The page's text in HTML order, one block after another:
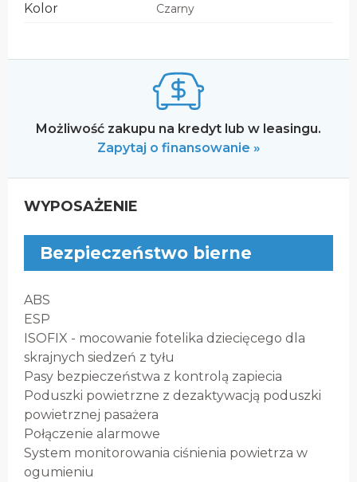
Kolor Czarny
Możliwość zakupu na kredyt lub w leasingu.
Zapytaj o finansowanie »
WYPOSAŻENIE
Bezpieczeństwo bierne
ABS
ESP
ISOFIX - mocowanie fotelika dziecięcego dla
skrajnych siedzeń z tyłu
Pasy bezpieczeństwa z kontrolą zapiecia
Poduszki powietrzne z dezaktywacją poduszki
powietrznej pasażera
Połączenie alarmowe
System monitorowania ciśnienia powietrza w
ogumieniu